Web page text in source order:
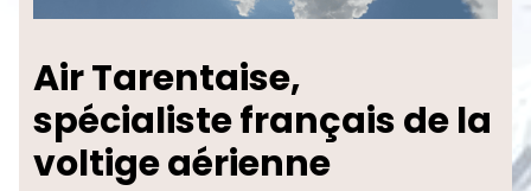
Air Tarentaise,
spécialiste français de la
voltige aérienne